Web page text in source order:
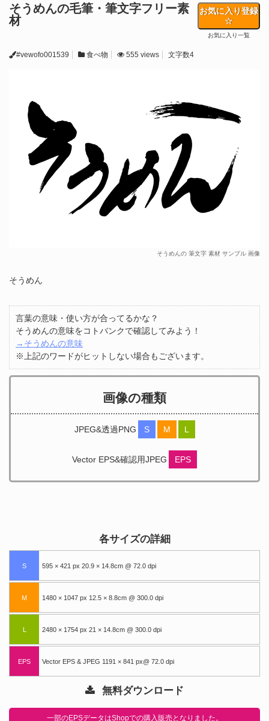
そうめんの毛筆・筆文字フリー素
材
お気に入り登録
お気に入り一覧
#vewofo001539 食べ物 555 views 文字数4
そうめんの 筆文字 素材 サンプル 画像
そうめん
言葉の意味・使い方が合ってるかな？
そうめんの意味をコトバンクで確認してみよう！
→そうめんの意味
※上記のワードがヒットしない場合もございます。
画像の種類
JPEG&透過PNG S M L
Vector EPS&確認用JPEG EPS
各サイズの詳細
S 595 × 421 px 20.9 × 14.8cm @ 72.0 dpi
M 1480 × 1047 px 12.5 × 8.8cm @ 300.0 dpi
L 2480 × 1754 px 21 × 14.8cm @ 300.0 dpi
EPS Vector EPS & JPEG 1191 × 841 px@ 72.0 dpi
無料ダウンロード
一部のEPSデータはShopでの購入販売となりました。